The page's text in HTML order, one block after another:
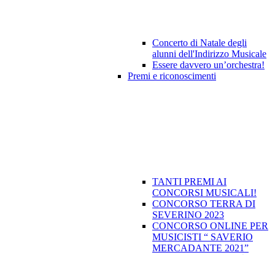
Concerto di Natale degli
alunni dell'Indirizzo Musicale
Essere davvero un’orchestra!
Premi e riconoscimenti
TANTI PREMI AI
CONCORSI MUSICALI!
CONCORSO TERRA DI
SEVERINO 2023
CONCORSO ONLINE PER
MUSICISTI “ SAVERIO
MERCADANTE 2021”